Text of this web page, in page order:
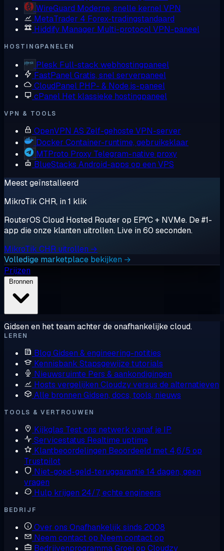
WireGuard Moderne, snelle kernel VPN
MetaTrader 4 Forex-tradingstandaard
Hiddify Manager Multi-protocol VPN-paneel
HOSTINGPANELEN
Plesk Full-stack webhostingpaneel
FastPanelGratis, snel serverpaneel
CloudPanel PHP- & Node.js-paneel
cPanel Het klassieke hostingpaneel
VPN & TOOLS
OpenVPN AS Zelf-gehoste VPN-server
Docker Container-runtime, gebruiksklaar
MTProto Proxy Telegram-native proxy
BlueStacks Android-apps op een VPS
Meest geïnstalleerd
MikroTik CHR, in 1 klik
RouterOS Cloud Hosted Router op EPYC + NVMe. De #1-
app die onze klanten uitrollen. Live in 60 seconden.
MikroTik CHR uitrollen →
Volledige marketplace bekijken →
Prijzen
Gidsen en het team achter de onafhankelijke cloud.
LEREN
Blog Gidsen & engineering-notities
Kennisbank Stapsgewijze tutorials
Nieuwsruimte Pers & aankondigingen
Hosts vergelijken Cloudzy versus de alternatieven
Alle bronnen Gidsen, docs, tools, nieuws
TOOLS & VERTROUWEN
Kijkglas Test ons netwerk vanaf je IP
Servicestatus Realtime uptime
Klantbeoordelingen Beoordeeld met 4,6/5 op
Trustpilot
Niet-goed-geld-teruggarantie14 dagen, geen
vragen
Hulp krijgen 24/7, echte engineers
BEDRIJF
Over ons Onafhankelijk sinds 2008
Neem contact op Neem contact op
BedrijvenprogrammaGroei op Cloudzy